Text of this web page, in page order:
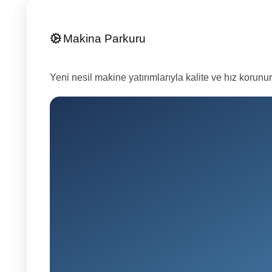
Makina Parkuru
Yeni nesil makine yatırımlarıyla kalite ve hız